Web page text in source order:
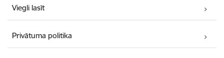
Viegli lasīt
Privātuma politika